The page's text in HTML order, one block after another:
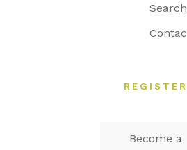
Search
REGISTER
Become a